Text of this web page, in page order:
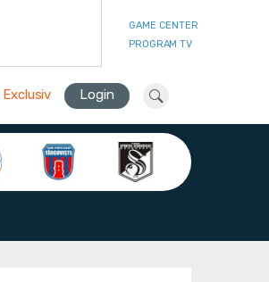
GAME CENTER
PROGRAM TV
Exclusiv Login